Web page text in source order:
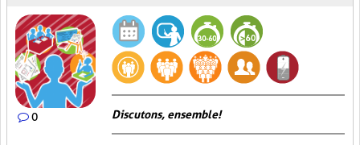
0 Discutons, ensemble!